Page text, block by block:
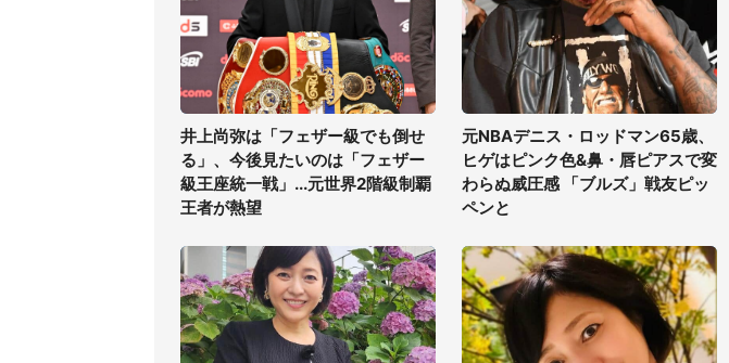
井上尚弥は「フェザー級でも倒せ
る」、今後見たいのは「フェザー
級王座統一戦」...元世界2階級制覇
王者が熱望
元NBAデニス・ロッドマン65歳、
ヒゲはピンク色&鼻・唇ピアスで変
わらぬ威圧感 「ブルズ」戦友ピッ
ペンと